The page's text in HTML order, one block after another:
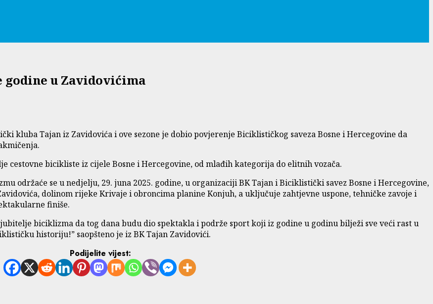
u Zavidovićima
kluba Tajan iz Zavidovića i ove sezone je dobio povjerenje Biciklističkog saveza Bosne i Hercegovine da
cestovne bicikliste iz cijele Bosne i Hercegovine, od mlađih kategorija do elitnih vozača.
održaće se u nedjelju, 29. juna 2025. godine, u organizaciji BK Tajan i Biciklistički savez Bosne i Hercegovine,
dolinom rijeke Krivaje i obroncima planine Konjuh, a uključuje zahtjevne uspone, tehničke zavoje i
finiše.
biciklizma da tog dana budu dio spektakla i podrže sport koji iz godine u godinu bilježi sve veći rast u
historiju!” saopšteno je iz BK Tajan Zavidovići.
Podijelite vijest: